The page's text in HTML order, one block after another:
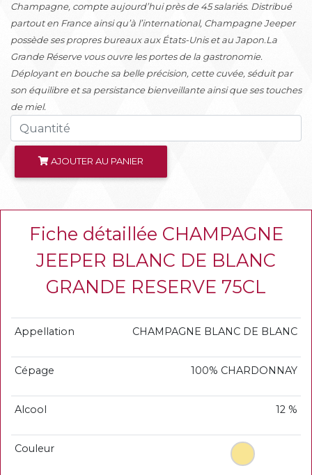
Champagne, compte aujourd’hui près de 45 salariés. Distribué
partout en France ainsi qu’à l’international, Champagne Jeeper
possède ses propres bureaux aux États-Unis et au Japon.La
Grande Réserve vous ouvre les portes de la gastronomie.
Déployant en bouche sa belle précision, cette cuvée, séduit par
son équilibre et sa persistance bienveillante ainsi que ses touches
de miel.
AJOUTER AU PANIER
Fiche détaillée CHAMPAGNE
JEEPER BLANC DE BLANC
GRANDE RESERVE 75CL
Appellation CHAMPAGNE BLANC DE BLANC
Cépage 100% CHARDONNAY
Alcool 12 %
Couleur